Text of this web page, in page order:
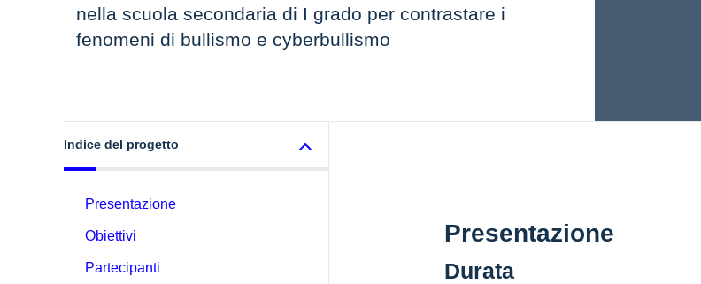
nella scuola secondaria di I grado per contrastare i
fenomeni di bullismo e cyberbullismo
Indice del progetto
Presentazione
Obiettivi
Partecipanti
Presentazione
Durata